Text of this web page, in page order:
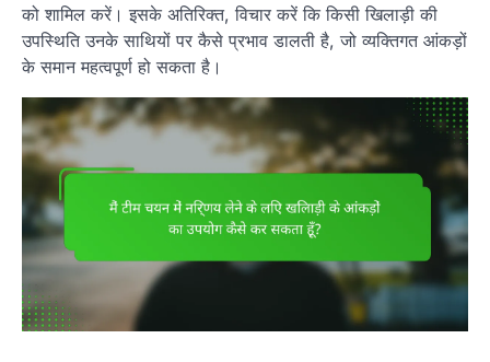
को शामिल करें। इसके अतिरिक्त, विचार करें कि किसी खिलाड़ी की
उपस्थिति उनके साथियों पर कैसे प्रभाव डालती है, जो व्यक्तिगत आंकड़ों
के समान महत्वपूर्ण हो सकता है।